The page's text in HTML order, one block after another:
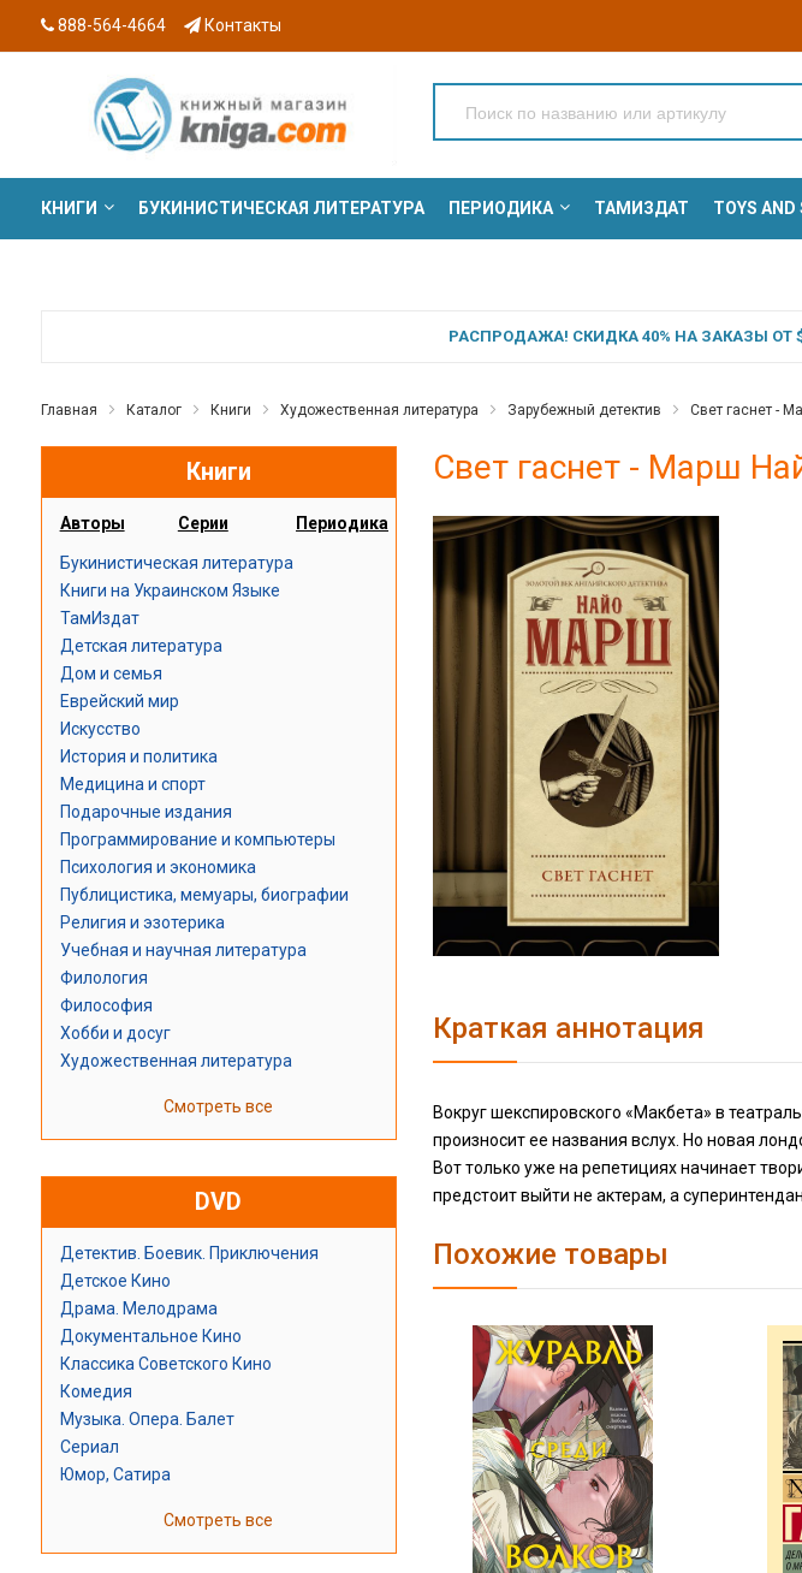
888-564-4664 Контакты
КНИГИ БУКИНИСТИЧЕСКАЯ ЛИТЕРАТУРА ПЕРИОДИКА ТАМИЗДАТ TOYS AND
РАСПРОДАЖА! СКИДКА 40% НА ЗАКАЗЫ ОТ
Главная Каталог Книги Художественная литература Зарубежный детектив Свет гаснет -
Книги
Авторы Серии Периодика
Букинистическая литература
Книги на Украинском Языке
ТамИздат
Детская литература
Дом и семья
Еврейский мир
Искусство
История и политика
Медицина и спорт
Подарочные издания
Программирование и компьютеры
Психология и экономика
Публицистика, мемуары, биографии
Религия и эзотерика
Учебная и научная литература
Филология
Философия
Хобби и досуг
Художественная литература
Смотреть все
DVD
Детектив. Боевик. Приключения
Детское Кино
Драма. Мелодрама
Документальное Кино
Классика Советского Кино
Комедия
Музыка. Опера. Балет
Сериал
Юмор, Сатира
Смотреть все
Свет гаснет - Марш
Краткая аннотация
Вокруг шекспировского «Макбета» в
произносит ее названия вслух. Но новая
Вот только уже на репетициях начинает
предстоит выйти не актерам, а
Похожие товары